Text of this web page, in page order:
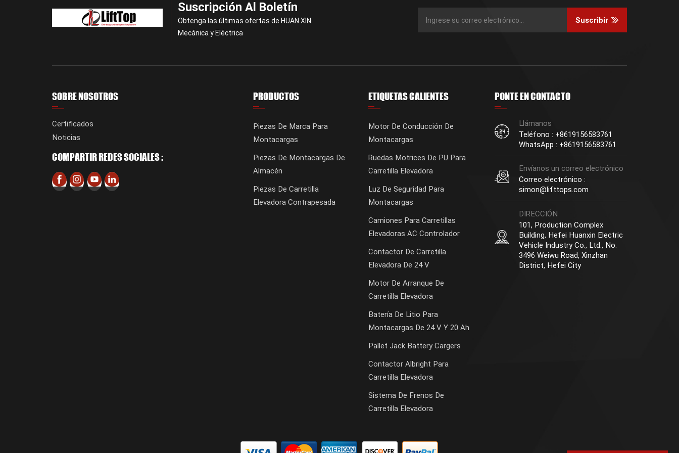
Suscripción Al Boletín
Obtenga las últimas ofertas de HUAN XIN
Mecánica y Eléctrica
Suscribir
SOBRE NOSOTROS
Certificados
Noticias
COMPARTIR REDES SOCIALES :
PRODUCTOS
Piezas De Marca Para
Montacargas
Piezas De Montacargas De
Almacén
Piezas De Carretilla
Elevadora Contrapesada
ETIQUETAS CALIENTES
Motor De Conducción De
Montacargas
Ruedas Motrices De PU Para
Carretilla Elevadora
Luz De Seguridad Para
Montacargas
Camiones Para Carretillas
Elevadoras AC Controlador
Contactor De Carretilla
Elevadora De 24 V
Motor De Arranque De
Carretilla Elevadora
Batería De Litio Para
Montacargas De 24 V Y 20 Ah
Pallet Jack Battery Cargers
Contactor Albright Para
Carretilla Elevadora
Sistema De Frenos De
Carretilla Elevadora
PONTE EN CONTACTO
Llámanos
Teléfono : +8619156583761
WhatsApp : +8619156583761
Envíanos un correo electrónico
Correo electrónico :
simon@lifttops.com
DIRECCIÓN
101, Production Complex
Building, Hefei Huanxin Electric
Vehicle Industry Co., Ltd., No.
3496 Weiwu Road, Xinzhan
District, Hefei City